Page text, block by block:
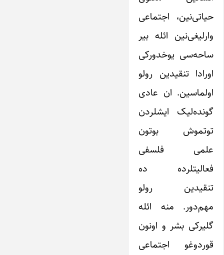
حیاتی‌نین، اجتماعی
وارلیغی‌نین ائله بیر
ساحه‌‌سی یوخدورکی
اورادا تنقیدین رولو
اولماسین. ان عادی
گونده‌لیک ایشلردن
توتموش بوتون
علمی ‌فلسفی
فعالیتلرده ده
تنقیدین رولو
مهم‌دور. منه ائله
گلیرکی بشر و اونون
قوردوغو اجتماعی